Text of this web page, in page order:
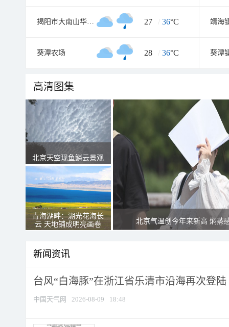
揭阳市大南山华侨管理区 27 / 36°C 靖海
葵潭农场 28 / 36°C 葵潭
高清图集
北京天空现鱼鳞云景观
青海湖畔：湖光花海长
云 天地铺成明亮画卷
北京气温创今年来新高 焖蒸
新闻资讯
台风“白海豚”在浙江省乐清市沿海再次登陆
中国天气网 2026-08-09 18:48